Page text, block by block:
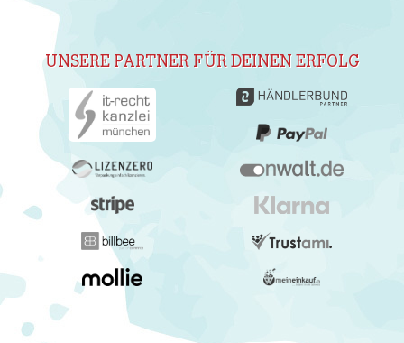
UNSERE PARTNER FÜR DEINEN ERFOLG